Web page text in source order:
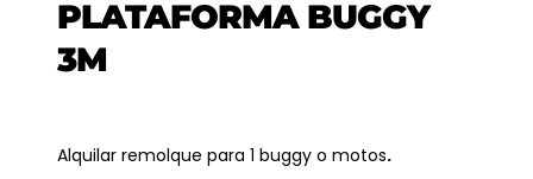
PLATAFORMA BUGGY
3M
Alquilar remolque para 1 buggy o motos.